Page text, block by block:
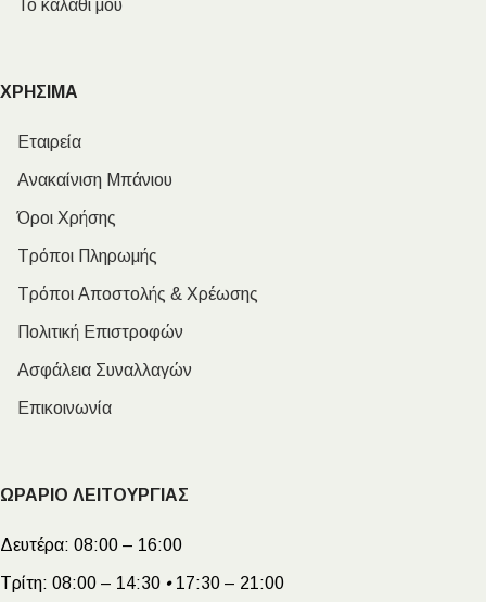
Το καλάθι μου
ΧΡΗΣΙΜΑ
Εταιρεία
Ανακαίνιση Μπάνιου
Όροι Χρήσης
Τρόποι Πληρωμής
Τρόποι Αποστολής & Χρέωσης
Πολιτική Επιστροφών
Ασφάλεια Συναλλαγών
Επικοινωνία
ΩΡΑΡΙΟ ΛΕΙΤΟΥΡΓΙΑΣ
Δευτέρα: 08:00 – 16:00
Τρίτη: 08:00 – 14:30 •17:30 – 21:00